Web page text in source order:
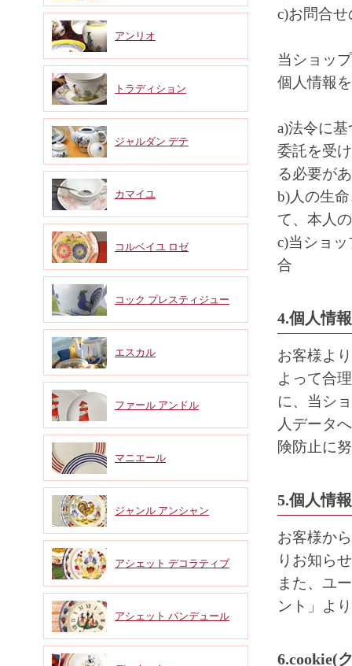
c)お問合
当ショッ
個人情報
a)法令に
委託を受
る必要が
b)人の生
て、本人
c)当ショ
合
4.個人情
お客様よ
よって合
に、当シ
人データ
険防止に
5.個人情
お客様か
りお知ら
また、ユ
ント」よ
6.cookie(
アンリオ
トラディション
ジャルダン デテ
カマイユ
コルベイユ ロゼ
コック プレスティジュー
エスカル
ファール アンドル
マニエール
ジャンル アンシャン
アシェット デコラティブ
アシェット パンデュール